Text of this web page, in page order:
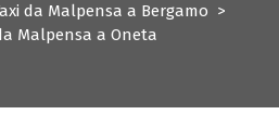
da Malpensa a Bergamo >
Malpensa a Oneta